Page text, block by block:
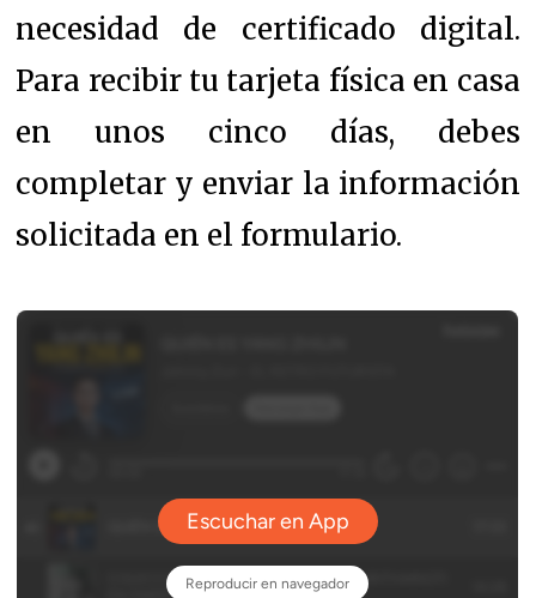
necesidad de certificado digital.
Para recibir tu tarjeta física en casa
en unos cinco días, debes
completar y enviar la información
solicitada en el formulario.